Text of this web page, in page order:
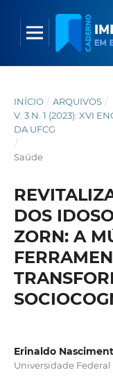
INÍCIO / ARQUIVOS /
V. 3 N. 1 (2023): XVI
DA UFCG
/
Saúde
DOS
ZORN: A
Erinaldo
Universidade Federal